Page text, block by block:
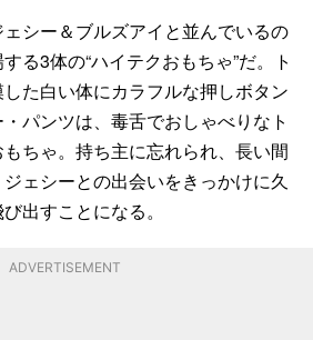
シー＆ブルズアイと並んでいるの
る3体の“ハイテクおもちゃ”だ。ト
た白い体にカラフルな押しボタン
パンツは、毒舌でおしゃべりなト
ちゃ。持ち主に忘れられ、長い間
ェシーとの出会いをきっかけに久
出すことになる。
ADVERTISEMENT